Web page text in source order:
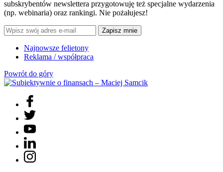
subskrybentów newslettera przygotowuję też specjalne wydarzenia
(np. webinaria) oraz rankingi. Nie pożałujesz!
Zapisz mnie
Najnowsze felietony
Reklama / współpraca
Powrót do góry